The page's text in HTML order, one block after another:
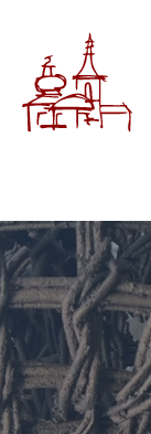
inhoud